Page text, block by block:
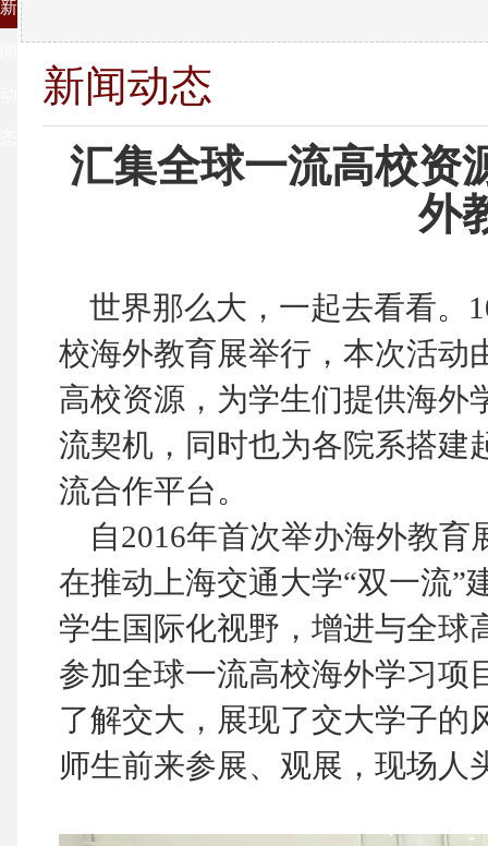
新
新闻动态
汇集全球一流高校资
外
世界那么大，一起去看看。
校海外教育展举行，本次活动
高校资源，为学生们提供海外
流契机，同时也为各院系搭建
流合作平台。
自2016年首次举办海外教育
在推动上海交通大学“双一流”
学生国际化视野，增进与全球
参加全球一流高校海外学习项
了解交大，展现了交大学子的
师生前来参展、观展，现场人